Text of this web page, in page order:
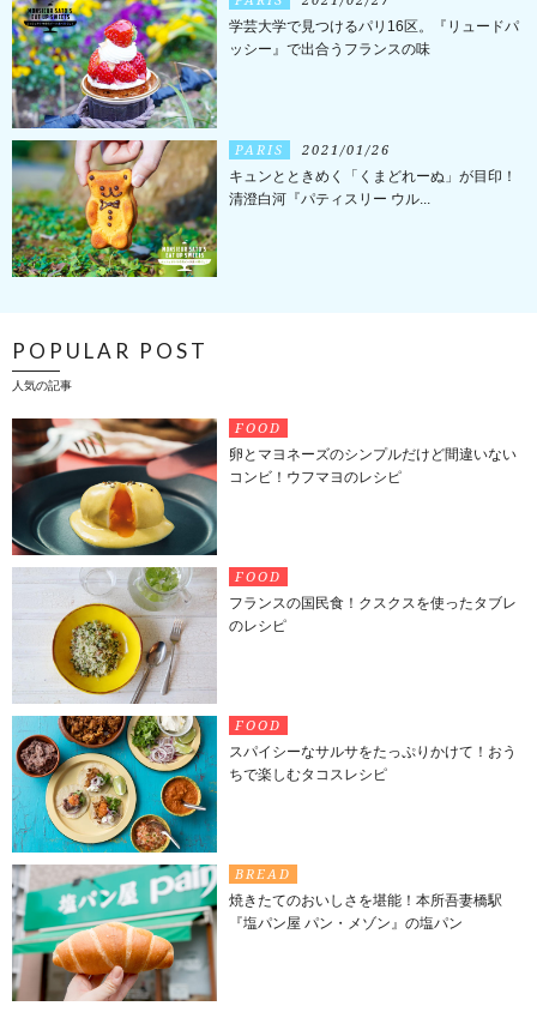
学芸大学で見つけるパリ16区。『リュードパ
ッシー』で出合うフランスの味
PARIS 2021/01/26
キュンとときめく「くまどれーぬ」が目印！
清澄白河『パティスリー ウル...
POPULAR POST
人気の記事
FOOD
卵とマヨネーズのシンプルだけど間違いない
コンビ！ウフマヨのレシピ
FOOD
フランスの国民食！クスクスを使ったタブレ
のレシピ
FOOD
スパイシーなサルサをたっぷりかけて！おう
ちで楽しむタコスレシピ
BREAD
焼きたてのおいしさを堪能！本所吾妻橋駅
『塩パン屋 パン・メゾン』の塩パン